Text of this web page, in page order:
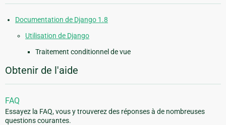
Documentation de Django 1.8
Utilisation de Django
Traitement conditionnel de vue
Obtenir de l'aide
FAQ
Essayez la FAQ, vous y trouverez des réponses à de nombreuses
questions courantes.